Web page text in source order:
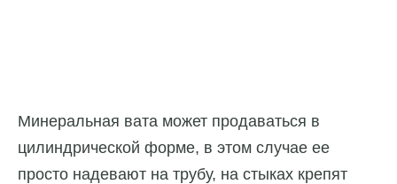
Минеральная вата может продаваться в
цилиндрической форме, в этом случае ее
просто надевают на трубу, на стыках крепят